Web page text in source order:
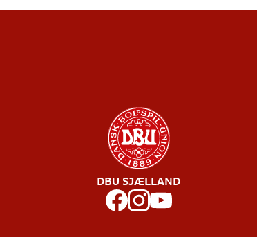
DBU SJÆLLAND